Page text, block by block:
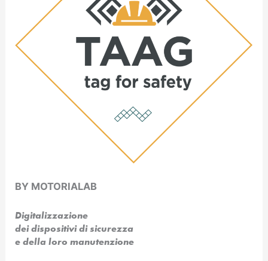
BY MOTORIALAB
Digitalizzazione
dei dispositivi di sicurezza
e della loro manutenzione